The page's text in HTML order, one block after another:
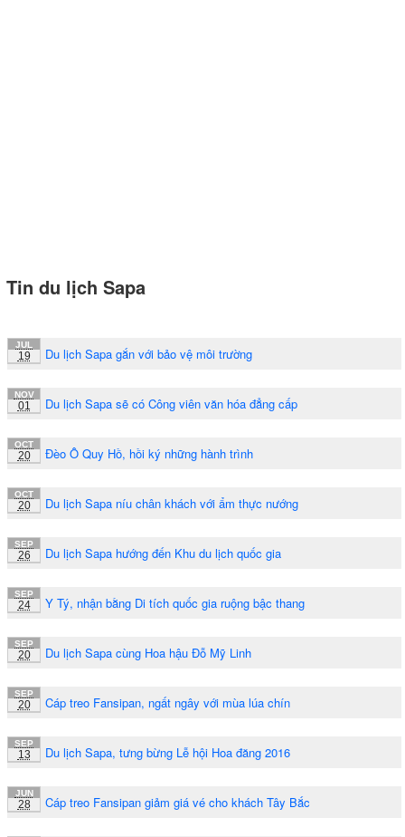
Tin du lịch Sapa
JUL
19 Du lịch Sapa gắn với bảo vệ môi trường
NOV
01 Du lịch Sapa sẽ có Công viên văn hóa đẳng cấp
OCT
20 Đèo Ô Quy Hồ, hồi ký những hành trình
OCT
20 Du lịch Sapa níu chân khách với ẩm thực nướng
SEP
26 Du lịch Sapa hướng đến Khu du lịch quốc gia
SEP
24 Y Tý, nhận bằng Di tích quốc gia ruộng bậc thang
SEP
20 Du lịch Sapa cùng Hoa hậu Đỗ Mỹ Linh
SEP
20 Cáp treo Fansipan, ngất ngây với mùa lúa chín
SEP
13 Du lịch Sapa, tưng bừng Lễ hội Hoa đăng 2016
JUN
28 Cáp treo Fansipan giảm giá vé cho khách Tây Bắc